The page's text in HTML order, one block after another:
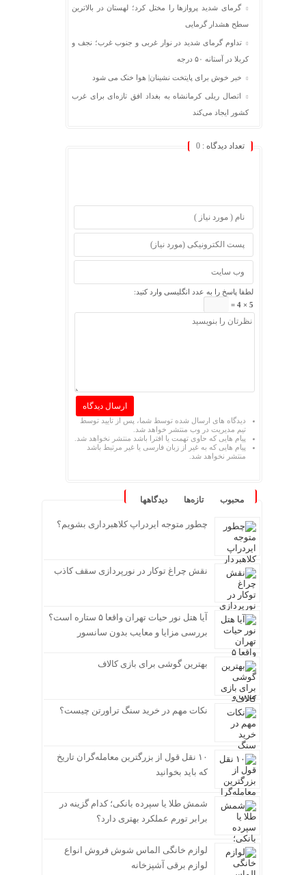
گرمای شدید پروازها را مختل کرد؛ لهستان در بالاترین
سطح هشدار گرمایی
تداوم گرمای شدید در نوار غربی و جنوب غرب؛ نجف و
کربلا در آستانه ۵۰ درجه
خبر خوش برای پایتخت نشینان| هوا خنک می شود
اتصال ریلی کرمانشاه به بغداد افق تازه‌ای برای غرب
کشور ایجاد می‌کند
تعداد دیدگاه : 0
لطفا پاسخ را به عدد انگلیسی وارد کنید:
5 × 4 =
دیدگاه های ارسال شده توسط شما، پس از تایید توسط
تیم مدیریت در وب منتشر خواهد شد.
پیام هایی که حاوی تهمت یا افترا باشد منتشر نخواهد شد.
پیام هایی که به غیر از زبان فارسی یا غیر مرتبط باشد
منتشر نخواهد شد.
محبوب تازه‌ها دیدگاهها
چطور متوجه ایردراپ کلاهبرداری بشویم؟
نقش چراغ توکار در نورپردازی سقف کاذب
آیا هتل نور حیات تهران واقعا ۵ ستاره است؟
بررسی مزایا و معایب بدون سانسور
بهترین گوشی برای بازی کالاف
نکات مهم در خرید سنگ تراورتن چیست؟
۱۰ نقل قول از بزرگترین معامله‌گران تاریخ
که باید بخوانید
شمش طلا یا سپرده بانکی؛ کدام گزینه در
برابر تورم عملکرد بهتری دارد؟
لوازم خانگی الماس شوش فروش انواع
لوازم برقی آشپزخانه